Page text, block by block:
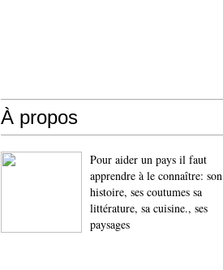
À propos
Pour aider un pays il faut
apprendre à le connaître: son
histoire, ses coutumes sa
littérature, sa cuisine., ses
paysages